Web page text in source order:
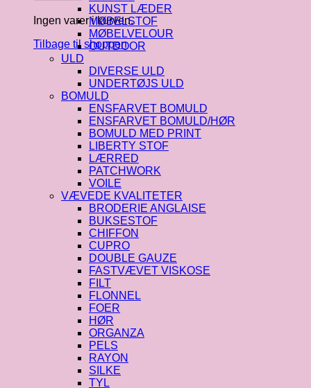
Ingen varer i kurven.
Tilbage til shoppen
KUNST LÆDER
MØBELSTOF
MØBELVELOUR
OUTDOOR
ULD
DIVERSE ULD
UNDERTØJS ULD
BOMULD
ENSFARVET BOMULD
ENSFARVET BOMULD/HØR
BOMULD MED PRINT
LIBERTY STOF
LÆRRED
PATCHWORK
VOILE
VÆVEDE KVALITETER
BRODERIE ANGLAISE
BUKSESTOF
CHIFFON
CUPRO
DOUBLE GAUZE
FASTVÆVET VISKOSE
FILT
FLONNEL
FOER
HØR
ORGANZA
PELS
RAYON
SILKE
TYL